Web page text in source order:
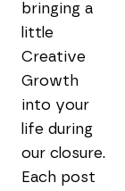
bringing a
little
Creative
Growth
into your
life during
our closure.
Each post